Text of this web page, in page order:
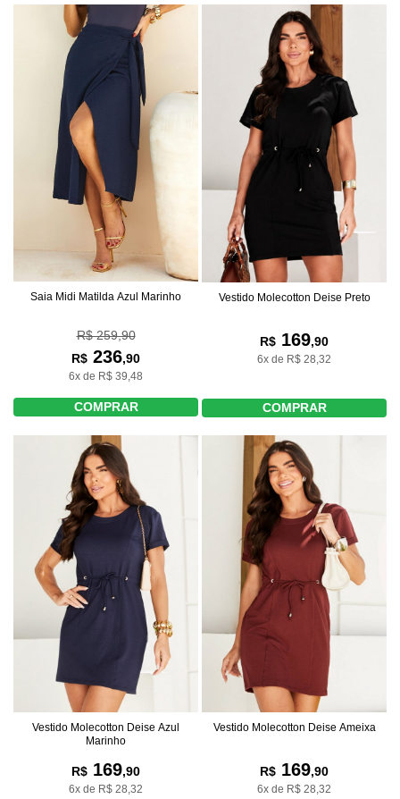
Saia Midi Matilda Azul Marinho
R$ 259,90
R$ 236,90
6x de R$ 39,48
COMPRAR
Vestido Molecotton Deise Preto
R$ 169,90
6x de R$ 28,32
COMPRAR
Vestido Molecotton Deise Azul
Marinho
R$ 169,90
6x de R$ 28,32
Vestido Molecotton Deise Ameixa
R$ 169,90
6x de R$ 28,32